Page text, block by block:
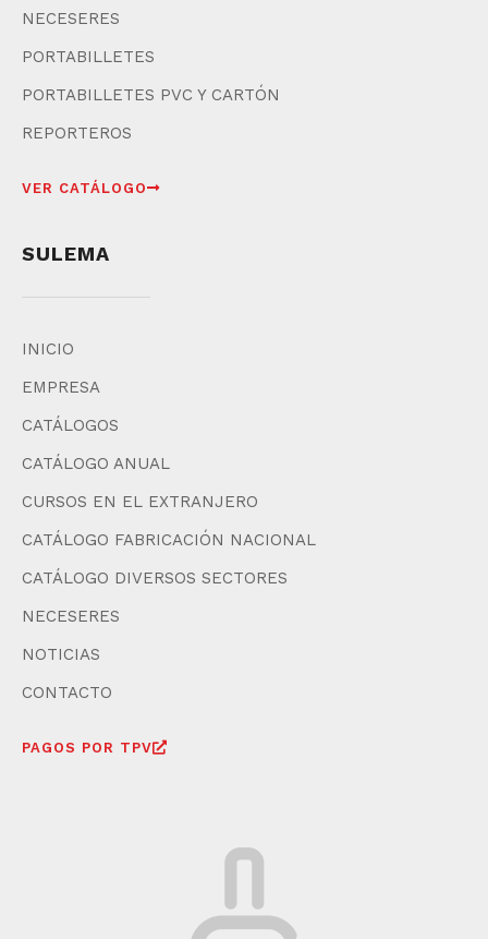
NECESERES
PORTABILLETES
PORTABILLETES PVC Y CARTÓN
REPORTEROS
VER CATÁLOGO
SULEMA
INICIO
EMPRESA
CATÁLOGOS
CATÁLOGO ANUAL
CURSOS EN EL EXTRANJERO
CATÁLOGO FABRICACIÓN NACIONAL
CATÁLOGO DIVERSOS SECTORES
NECESERES
NOTICIAS
CONTACTO
PAGOS POR TPV